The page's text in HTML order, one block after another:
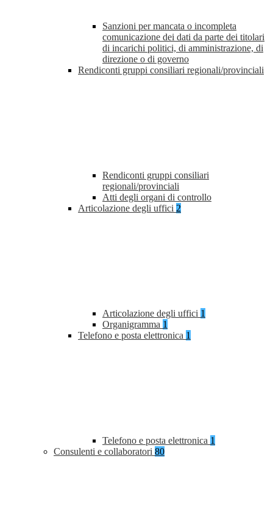
Sanzioni per mancata o incompleta
comunicazione dei dati da parte dei titolari
di incarichi politici, di amministrazione, di
direzione o di governo
Rendiconti gruppi consiliari regionali/provinciali
Rendiconti gruppi consiliari
regionali/provinciali
Atti degli organi di controllo
Articolazione degli uffici 2
Articolazione degli uffici 1
Organigramma 1
Telefono e posta elettronica 1
Telefono e posta elettronica 1
Consulenti e collaboratori 80